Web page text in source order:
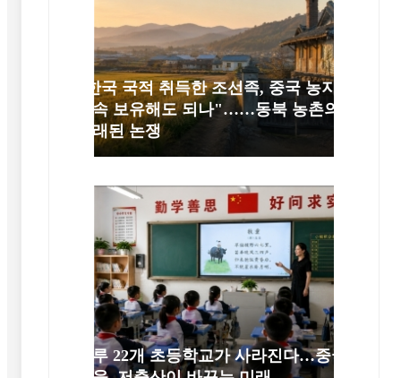
"한국 국적 취득한 조선족, 중국 농지
계속 보유해도 되나"……동북 농촌의
오래된 논쟁
하루 22개 초등학교가 사라진다…중국